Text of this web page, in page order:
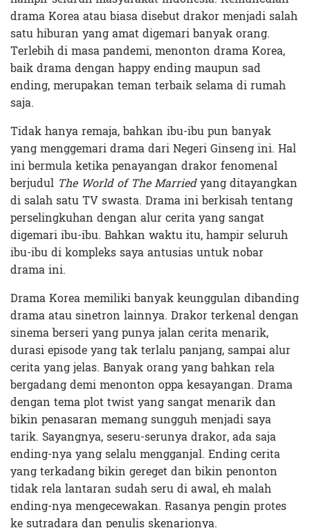
drama Korea atau biasa disebut drakor menjadi salah
satu hiburan yang amat digemari banyak orang.
Terlebih di masa pandemi, menonton drama Korea,
baik drama dengan happy ending maupun sad
ending, merupakan teman terbaik selama di rumah
saja.
Tidak hanya remaja, bahkan ibu-ibu pun banyak
yang menggemari drama dari Negeri Ginseng ini. Hal
ini bermula ketika penayangan drakor fenomenal
berjudul The World of The Marriedyang ditayangkan
di salah satu TV swasta. Drama ini berkisah tentang
perselingkuhan dengan alur cerita yang sangat
digemari ibu-ibu. Bahkan waktu itu, hampir seluruh
ibu-ibu di kompleks saya antusias untuk nobar
drama ini.
Drama Korea memiliki banyak keunggulan dibanding
drama atau sinetron lainnya. Drakor terkenal dengan
sinema berseri yang punya jalan cerita menarik,
durasi episode yang tak terlalu panjang, sampai alur
cerita yang jelas. Banyak orang yang bahkan rela
bergadang demi menonton oppa kesayangan. Drama
dengan tema plot twist yang sangat menarik dan
bikin penasaran memang sungguh menjadi saya
tarik. Sayangnya, seseru-serunya drakor, ada saja
ending-nya yang selalu mengganjal. Ending cerita
yang terkadang bikin gereget dan bikin penonton
tidak rela lantaran sudah seru di awal, eh malah
ending-nya mengecewakan. Rasanya pengin protes
ke sutradara dan penulis skenarionya.